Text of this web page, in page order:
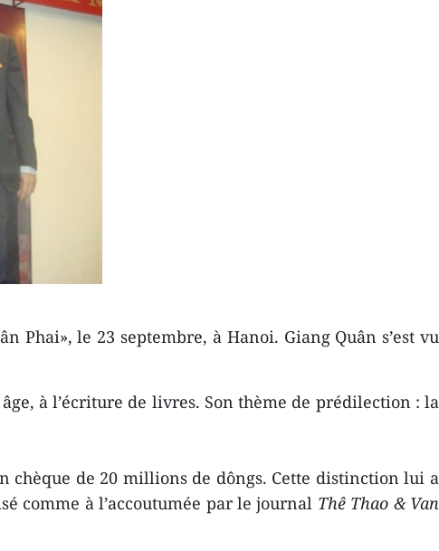
Phai», le 23 septembre, à Hanoi. Giang Quân s’est vu
à l’écriture de livres. Son thème de prédilection : la
chèque de 20 millions de dôngs. Cette distinction lui a
comme à l’accoutumée par le journal Thê Thao & Van